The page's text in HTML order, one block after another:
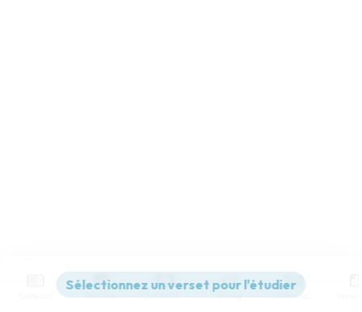
Versions Commentaires Strong